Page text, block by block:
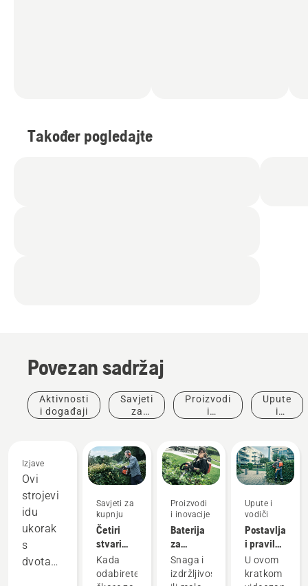
Također pogledajte
Povezan sadržaj
Aktivnosti
i događaji
Savjeti
za
Proizvodi
i
Upute
i
Izjave
Ovi
strojevi
idu
ukorak
s
dvotaktnom
Savjeti za
kupnju
Četiri
stvari
koje
trebate
Kada
odabirete
Proizvodi
i inovacije
Baterija
za
nošenje
na
Snaga i
izdržljivost
Upute i
vodiči
Postavljanje
i pravilna
prilagodba
leđne
U ovom
kratkom